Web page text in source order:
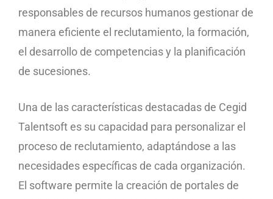
responsables de recursos humanos gestionar de
manera eficiente el reclutamiento, la formación,
el desarrollo de competencias y la planificación
de sucesiones.
Una de las características destacadas de Cegid
Talentsoft es su capacidad para personalizar el
proceso de reclutamiento, adaptándose a las
necesidades específicas de cada organización.
El software permite la creación de portales de